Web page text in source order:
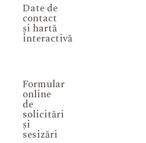
Date de
contact
și hartă
interactivă
Formular
online
de
solicitări
și
sesizări